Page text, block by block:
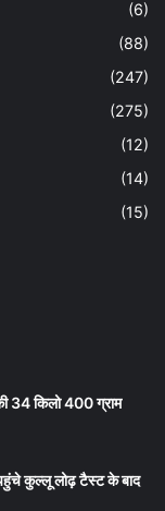
(6)
(88)
(247)
(275)
(12)
(14)
(15)
34 किलो 400 ग्राम
कुल्लू लोढ़ टैस्ट के बाद